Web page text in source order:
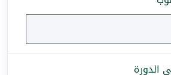
الدورة